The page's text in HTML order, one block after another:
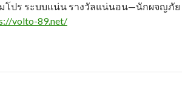
โปร ระบบแน่น รางวัลแน่นอน—นักผจญภัย
volto-89.net/